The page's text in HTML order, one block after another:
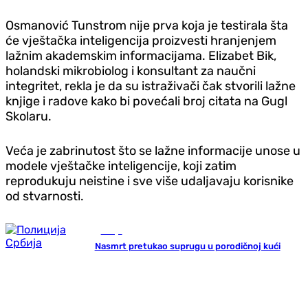
Osmanović Tunstrom nije prva koja je testirala šta
će vještačka inteligencija proizvesti hranjenjem
lažnim akademskim informacijama. Elizabet Bik,
holandski mikrobiolog i konsultant za naučni
integritet, rekla je da su istraživači čak stvorili lažne
knjige i radove kako bi povećali broj citata na Gugl
Skolaru.
Veća je zabrinutost što se lažne informacije unose u
modele vještačke inteligencije, koji zatim
reprodukuju neistine i sve više udaljavaju korisnike
od stvarnosti.
Nasmrt pretukao suprugu u porodičnoj kući